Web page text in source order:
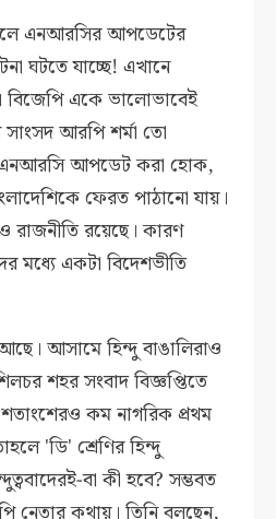
এনআরসির আপডেটের
ঘটতে যাচ্ছে! এখানে
বিজেপি একে ভালোভাবেই
আরপি শর্মা তো
এনআরসি আপডেট করা হোক,
ফেরত পাঠানো যায়।
রাজনীতি রয়েছে। কারণ
মধ্যে একটা বিদেশভীতি
আসামে হিন্দু বাঙালিরাও
শহর সংবাদ বিজ্ঞপ্তিতে
কম নাগরিক প্রথম
'ডি' শ্রেণির হিন্দু
বা কী হবে? সম্ভবত